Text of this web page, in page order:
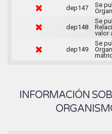
dep147
Se
dep148
Se
valor
dep149
Se
INFORMACIÓN